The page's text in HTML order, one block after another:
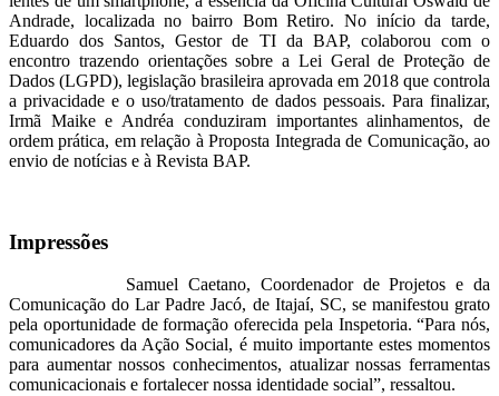
Andrade, localizada no bairro Bom Retiro. No início da tarde,
Eduardo dos Santos, Gestor de TI da BAP, colaborou com o
encontro trazendo orientações sobre a Lei Geral de Proteção de
Dados (LGPD), legislação brasileira aprovada em 2018 que controla
a privacidade e o uso/tratamento de dados pessoais. Para finalizar,
Irmã Maike e Andréa conduziram importantes alinhamentos, de
ordem prática, em relação à Proposta Integrada de Comunicação, ao
envio de notícias e à Revista BAP.
Impressões
Samuel Caetano, Coordenador de Projetos e da
Comunicação do Lar Padre Jacó, de Itajaí, SC, se manifestou grato
pela oportunidade de formação oferecida pela Inspetoria. “Para nós,
comunicadores da Ação Social, é muito importante estes momentos
para aumentar nossos conhecimentos, atualizar nossas ferramentas
comunicacionais e fortalecer nossa identidade social”, ressaltou.